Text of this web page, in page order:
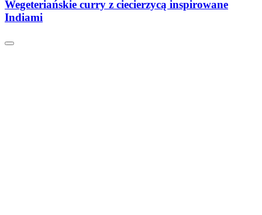
Wegeteriańskie curry z ciecierzycą inspirowane
Indiami